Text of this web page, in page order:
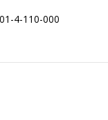
4-110-000